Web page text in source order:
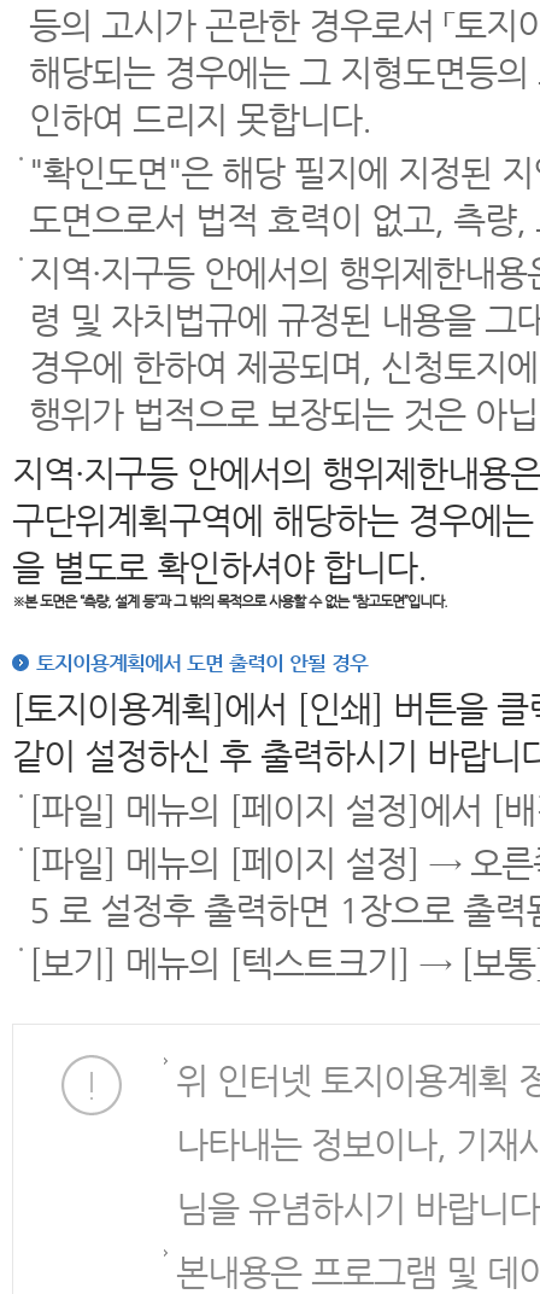
등의 고시가 곤란한 경우로서 「토
해당되는 경우에는 그 지형도면등
인하여 드리지 못합니다.
"확인도면"은 해당 필지에 지정된
도면으로서 법적 효력이 없고, 측량
지역·지구등 안에서의 행위제한내
령 및 자치법규에 규정된 내용을 그
경우에 한하여 제공되며, 신청토지
행위가 법적으로 보장되는 것은 아
지역·지구등 안에서의 행위제한내용
구단위계획구역에 해당하는 경우에
을 별도로 확인하셔야 합니다.
※본 도면은“측량, 설계 등”과 그 밖의 목적으로 사용할 수 없는 “참고도면”입니다.
토지이용계획에서 도면 출력이 안될 경우
[토지이용계획]에서 [인쇄] 버튼을
같이 설정하신 후 출력하시기 바랍니
[파일] 메뉴의 [페이지 설정]에서 [
[파일] 메뉴의 [페이지 설정] → 오
5 로 설정후 출력하면 1장으로 출력
[보기] 메뉴의 [텍스트크기] → [보
위 인터넷 토지이용계획
나타내는 정보이나, 기재
님을 유념하시기 바랍니
본내용은 프로그램 및 데